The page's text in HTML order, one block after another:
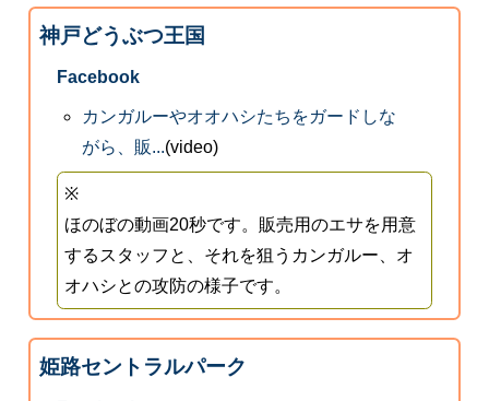
神戸どうぶつ王国
Facebook
カンガルーやオオハシたちをガードしな
がら、販...(video)
※
ほのぼの動画20秒です。販売用のエサを用意
するスタッフと、それを狙うカンガルー、オ
オハシとの攻防の様子です。
姫路セントラルパーク